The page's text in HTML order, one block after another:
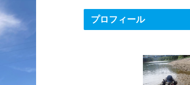
プロフィール